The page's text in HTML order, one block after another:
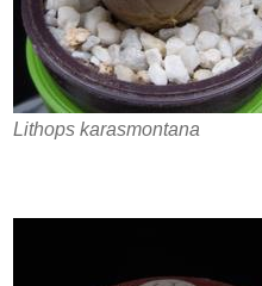
Lithops karasmontana